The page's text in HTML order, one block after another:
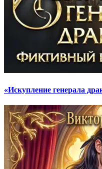
«Искупление генерала